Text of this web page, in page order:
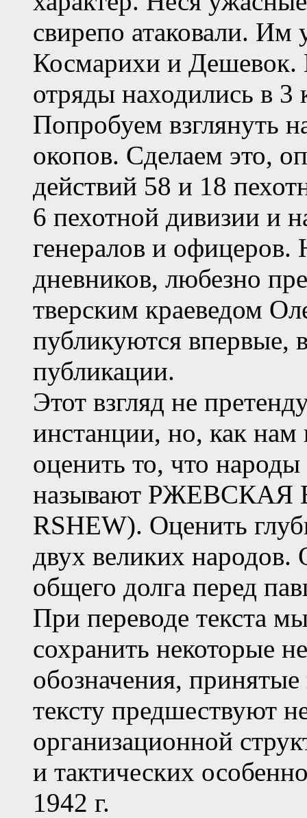
свирепо атаковали. Им
Космарихи и Дешевок.
отряды находились в 3
Попробуем взглянуть
окопов. Сделаем это,
действий 58 и 18
6 пехотной дивизии и
генералов и офицеров.
дневников, любезно
тверским краеведом
публикуются впервые,
публикации.
Этот взгляд не
инстанции, но, как нам
оценить то, что
называют РЖЕВСКАЯ
RSHEW). Оценить
двух великих
общего долга перед
При переводе текста
сохранить некоторые
обозначения,
тексту предшествуют
организационной
и тактических
1942 г.